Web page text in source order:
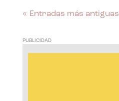
« Entradas más antiguas
PUBLICIDAD